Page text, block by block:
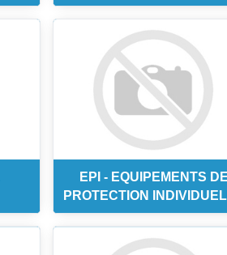
EPI - EQUIPEMENTS DE
PROTECTION